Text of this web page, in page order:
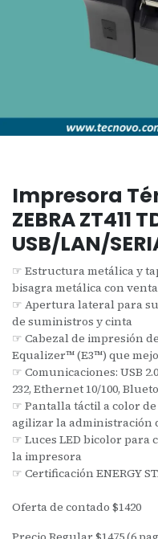
Impresora
ZEBRA ZT411
USB/LAN/
☞ Estructura metálica y
bisagra metálica con
☞ Apertura lateral para
de suministros y cinta
☞ Cabezal de impresión
Equalizer™ (E3™) que
☞ Comunicaciones: USB
232, Ethernet 10/100,
☞ Pantalla táctil a color
agilizar la administración
☞ Luces LED bicolor para
la impresora
☞ Certificación ENERGY
Oferta de contado $1420